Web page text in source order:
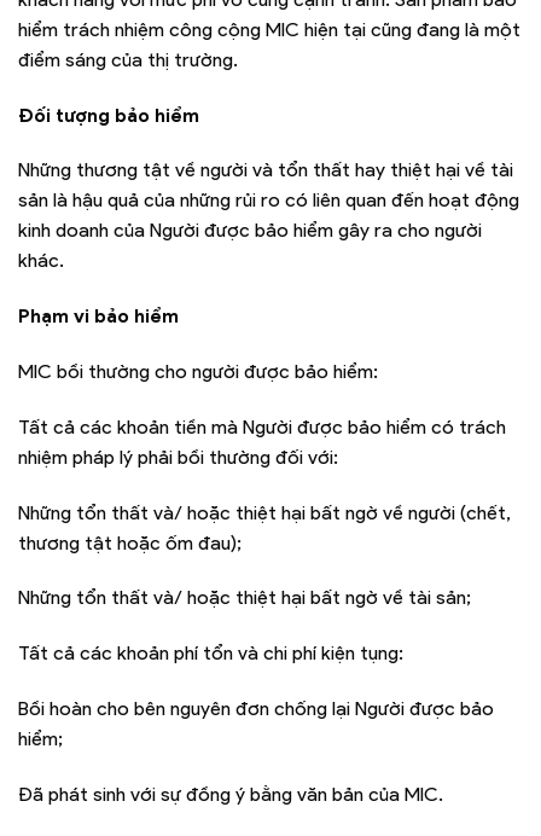
hiểm trách nhiệm công cộng MIC hiện tại cũng đang là một
điểm sáng của thị trường.
Đối tượng bảo hiểm
Những thương tật về người và tổn thất hay thiệt hại về tài
sản là hậu quả của những rủi ro có liên quan đến hoạt động
kinh doanh của Người được bảo hiểm gây ra cho người
khác.
Phạm vi bảo hiểm
MIC bồi thường cho người được bảo hiểm:
Tất cả các khoản tiền mà Người được bảo hiểm có trách
nhiệm pháp lý phải bồi thường đối với:
Những tổn thất và/ hoặc thiệt hại bất ngờ về người (chết,
thương tật hoặc ốm đau);
Những tổn thất và/ hoặc thiệt hại bất ngờ về tài sản;
Tất cả các khoản phí tổn và chi phí kiện tụng:
Bồi hoàn cho bên nguyên đơn chống lại Người được bảo
hiểm;
Đã phát sinh với sự đồng ý bằng văn bản của MIC.